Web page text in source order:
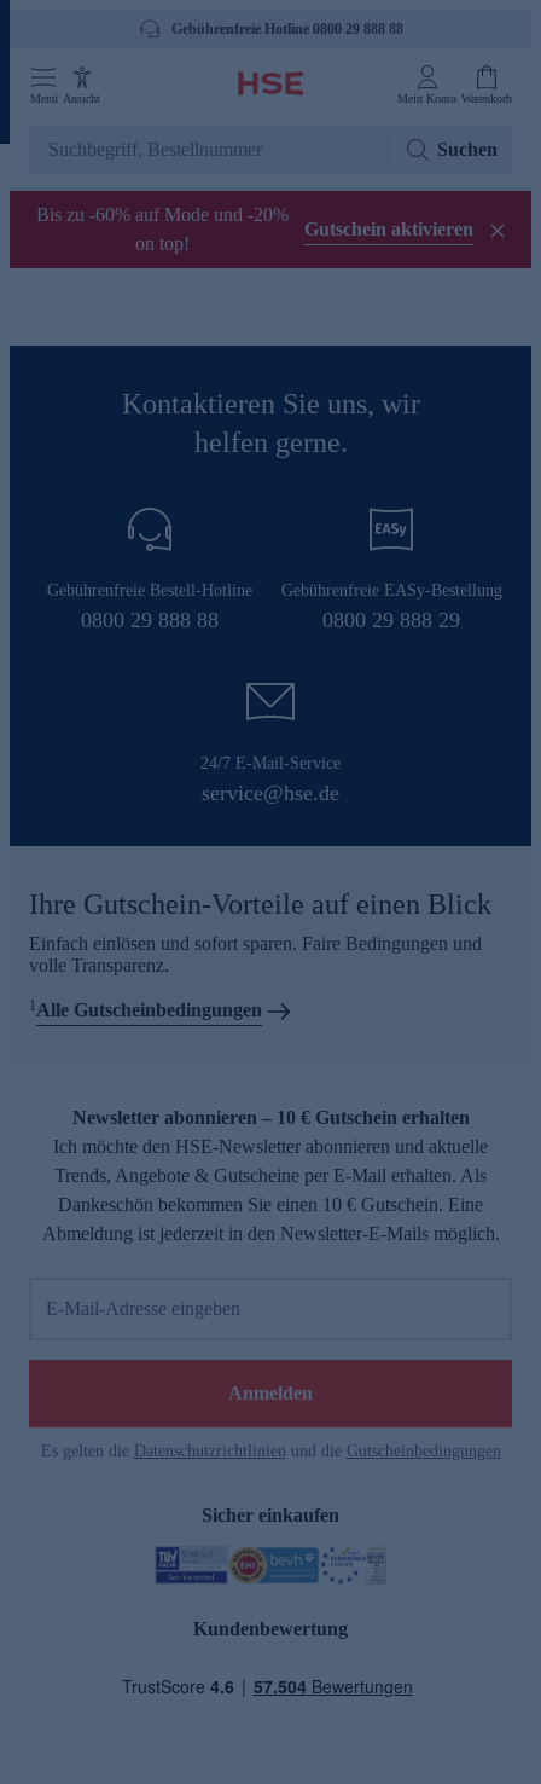
Gebührenfreie Hotline 0800 29 888 88
Menü Ansicht Mein Konto Warenkorb
Suchen
Bis zu -60% auf Mode und -20%
on top!
Gutschein aktivieren
Kontaktieren Sie uns, wir
helfen gerne.
Gebührenfreie Bestell-Hotline
0800 29 888 88
Gebührenfreie EASy-Bestellung
0800 29 888 29
24/7 E-Mail-Service
service@hse.de
Ihre Gutschein-Vorteile auf einen Blick
Einfach einlösen und sofort sparen. Faire Bedingungen und
volle Transparenz.
1Alle Gutscheinbedingungen
Newsletter abonnieren – 10 € Gutschein erhalten
Ich möchte den HSE-Newsletter abonnieren und aktuelle
Trends, Angebote & Gutscheine per E-Mail erhalten. Als
Dankeschön bekommen Sie einen 10 € Gutschein. Eine
Abmeldung ist jederzeit in den Newsletter-E-Mails möglich.
E-Mail-Adresse eingeben
Anmelden
Es gelten die Datenschutzrichtlinien und die Gutscheinbedingungen
Sicher einkaufen
Kundenbewertung